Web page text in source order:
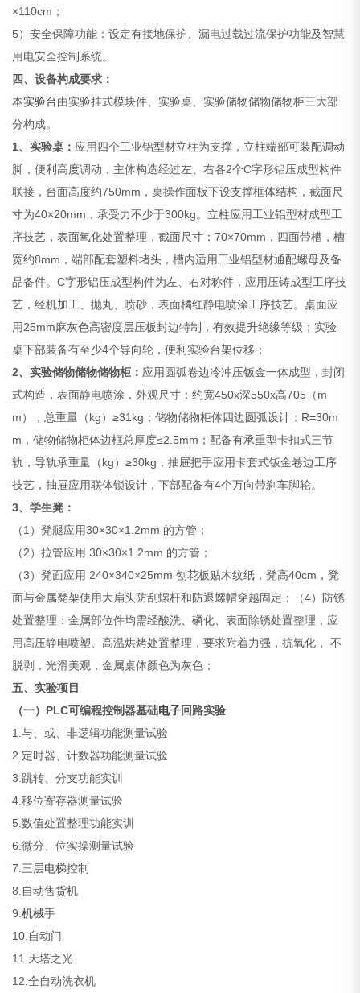
×110cm；
5）安全保障功能：设定有接地保护、漏电过载过流保护功能及智慧
用电安全控制系统。
四、设备构成要求：
本实验台由实验挂式模块件、实验桌、实验储物储物储物柜三大部
分构成。
1、实验桌： 应用四个工业铝型材立柱为支撑，立柱端部可装配调动
脚，便利高度调动，主体构造经过左、右各2个C字形铝压成型构件
联接，台面高度约750mm，桌操作面板下设支撑框体结构，截面尺
寸为40×20mm，承受力不少于300kg。立柱应用工业铝型材成型工
序技艺，表面氧化处置整理，截面尺寸：70×70mm，四面带槽，槽
宽约8mm，端部配套塑料堵头，槽内适用工业铝型材通配螺母及备
品备件。C字形铝压成型构件为左、右对称件，应用压铸成型工序技
艺，经机加工、抛丸、喷砂，表面橘红静电喷涂工序技艺。桌面应
用25mm麻灰色高密度层压板封边特制，有效提升绝缘等级；实验
桌下部装备有至少4个导向轮，便利实验台架位移；
2、实验储物储物储物柜： 应用圆弧卷边冷冲压钣金一体成型，封闭
式构造，表面静电喷涂，外观尺寸：约宽450x深550x高705（m
m），总重量（kg）≥31kg；储物储物柜体四边圆弧设计：R=30m
m，储物储物柜体边框总厚度≤2.5mm；配备有承重型卡扣式三节
轨，导轨承重量（kg）≥30kg，抽屉把手应用卡套式钣金卷边工序
技艺，抽屉应用联体锁设计，下部配备有4个万向带刹车脚轮。
3、学生凳：
（1）凳腿应用30×30×1.2mm 的方管；
（2）拉管应用 30×30×1.2mm 的方管；
（3）凳面应用 240×340×25mm 刨花板贴木纹纸，凳高40cm，凳
面与金属凳架使用大扁头防刮螺杆和防退螺帽穿越固定；（4）防锈
处置整理：金属部位件均需经酸洗、磷化、表面除锈处置整理，应
用高压静电喷塑、高温烘烤处置整理，要求附着力强，抗氧化， 不
脱剥，光滑美观，金属桌体颜色为灰色；
五、实验项目
（一）PLC可编程控制器基础电子回路实验
1.与、或、非逻辑功能测量试验
2.定时器、计数器功能测量试验
3.跳转、分支功能实训
4.移位寄存器测量试验
5.数值处置整理功能实训
6.微分、位实操测量试验
7.三层电梯控制
8.自动售货机
9.机械手
10.自动门
11.天塔之光
12.全自动洗衣机